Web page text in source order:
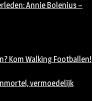
Annie Bolenius –
Kom Walking Footballen!
vermoedelijk